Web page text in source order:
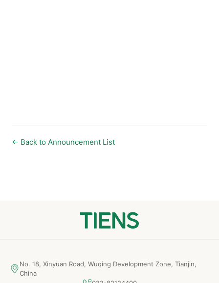
← Back to Announcement List
No. 18, Xinyuan Road, Wuqing Development Zone, Tianjin,
China